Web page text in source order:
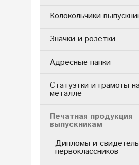
Колокольчики
Значки и розетки
Адресные папки
Статуэтки и грамоты
металле
Печатная продукция
выпускникам
Дипломы и
первоклассников